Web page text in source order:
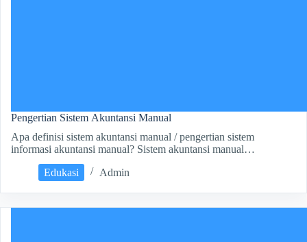
Pengertian Sistem Akuntansi Manual
Apa definisi sistem akuntansi manual / pengertian sistem
informasi akuntansi manual? Sistem akuntansi manual…
Edukasi
Admin